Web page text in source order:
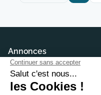
Annonces
Maisons neuves
Terrains à construire